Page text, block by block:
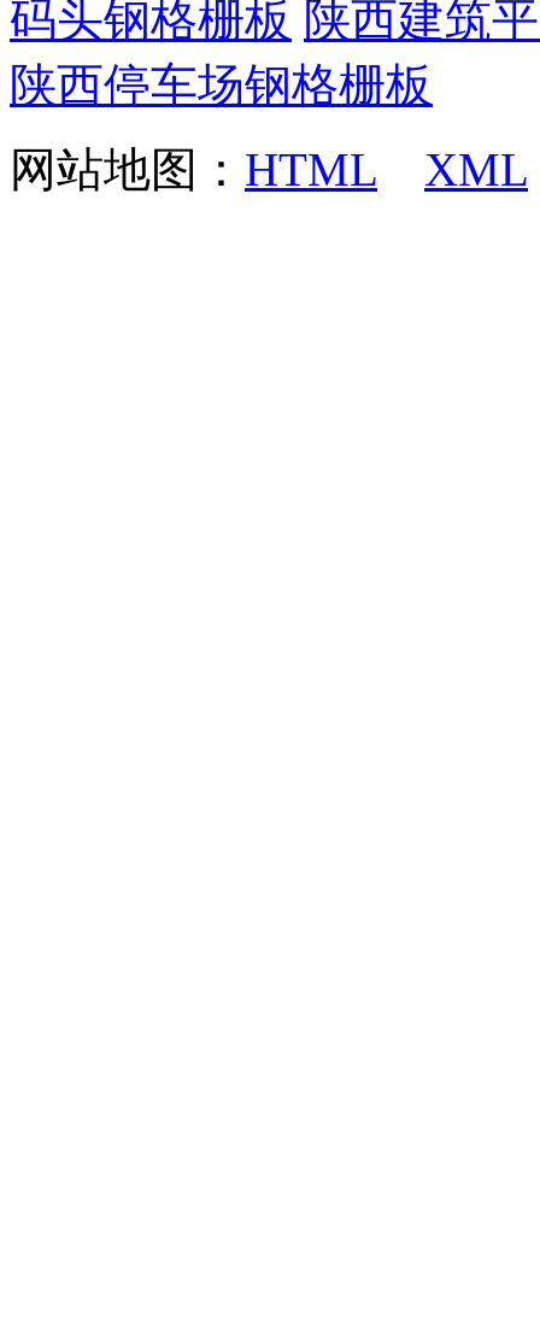
码头钢格栅板 陕西建筑
陕西停车场钢格栅板
网站地图： HTML XML